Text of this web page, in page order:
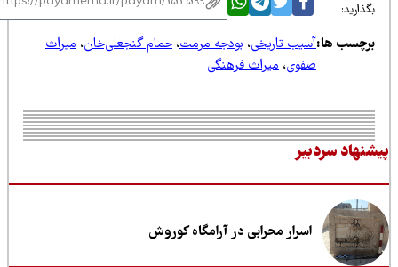
ها:آسیب تاریخی،بودجه مرمت،حمام گنجعلی‌خان،میراث
صفوی،میراث فرهنگی
سردبیر
اسرار محرابی در آرامگاه کوروش